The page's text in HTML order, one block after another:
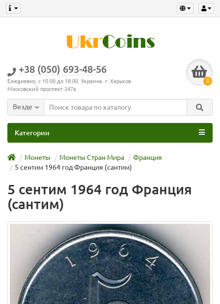
+38 (050) 693-48-56
Ежедневно, с 10:00 до 18:00. Украина. г. Харьков
Московский проспект 247а
0
Везде
Категории
Монеты Монеты Стран Мира
Франция
5 сентим 1964 год Франция (сантим)
5 сентим 1964 год Франция
(сантим)